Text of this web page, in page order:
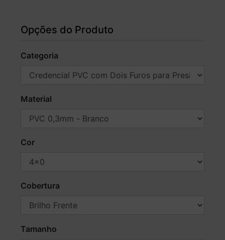
Opções do Produto
Categoria
Material
Cor
Cobertura
Tamanho